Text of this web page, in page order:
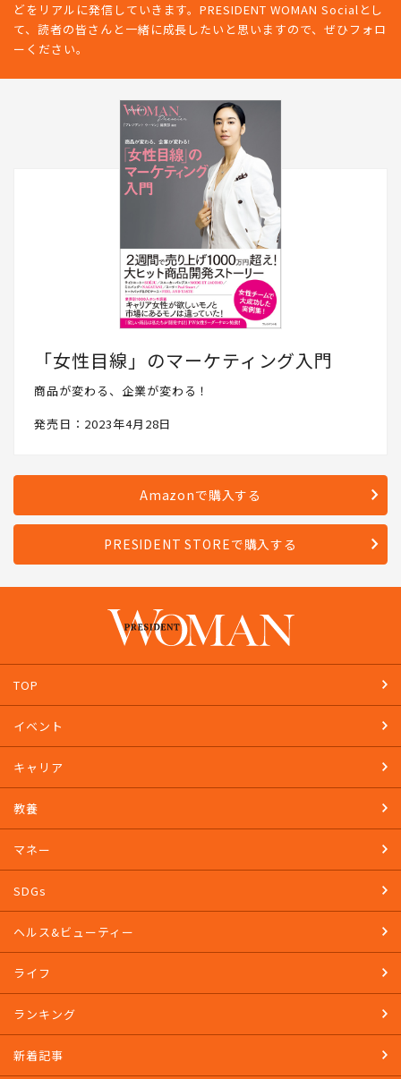
どをリアルに発信していきます。PRESIDENT WOMAN Socialとし
て、読者の皆さんと一緒に成長したいと思いますので、ぜひフォロ
ーください。
「女性目線」のマーケティング入門
商品が変わる、企業が変わる！
発売日：2023年4月28日
Amazonで購入する
PRESIDENT STOREで購入する
TOP
イベント
キャリア
教養
マネー
SDGs
ヘルス&ビューティー
ライフ
ランキング
新着記事